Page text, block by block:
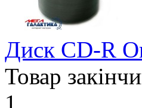
Диск CD-R
Товар
1